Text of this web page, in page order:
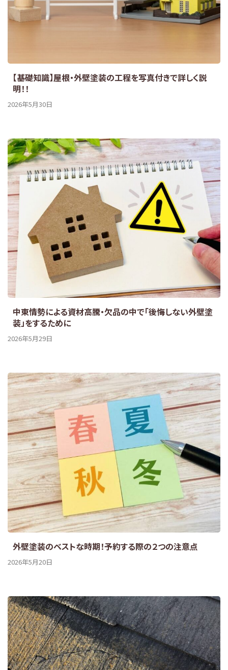
【基礎知識】屋根・外壁塗装の工程を写真付きで詳しく説
明！！
2026年5月30日
中東情勢による資材高騰・欠品の中で「後悔しない外壁塗
装」をするために
2026年5月29日
外壁塗装のベストな時期！予約する際の２つの注意点
2026年5月20日